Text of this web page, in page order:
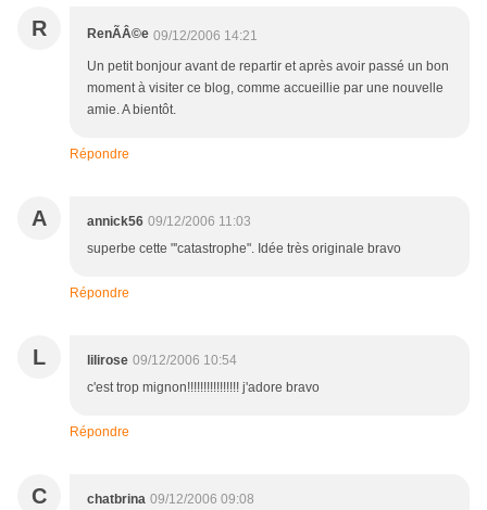
R RenÃÂ©e 09/12/2006 14:21
Un petit bonjour avant de repartir et après avoir passé un bon
moment à visiter ce blog, comme accueillie par une nouvelle
amie. A bientôt.
Répondre
A annick56 09/12/2006 11:03
superbe cette "'catastrophe". Idée très originale bravo
Répondre
L lilirose 09/12/2006 10:54
c'est trop mignon!!!!!!!!!!!!!!!! j'adore bravo
Répondre
C chatbrina 09/12/2006 09:08